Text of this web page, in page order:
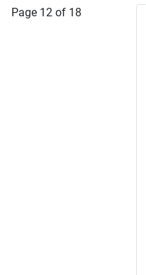
Page 12 of 18